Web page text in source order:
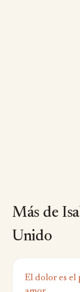
Más de
Unido
El dolor es el